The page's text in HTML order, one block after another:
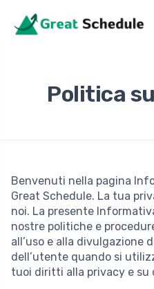
Politica
Benvenuti nella pagina
Great Schedule. La tua
noi. La presente
nostre politiche e
all’uso e alla divulgazione
dell’utente quando si
tuoi diritti alla privacy e su